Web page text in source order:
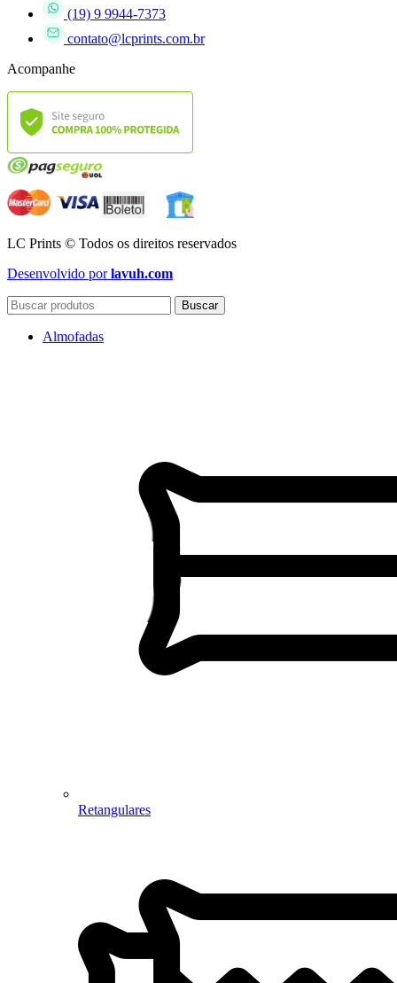
(19) 9 9944-7373
contato@lcprints.com.br
Acompanhe
LC Prints © Todos os direitos reservados
Desenvolvido porlavuh.com
Buscar
Almofadas
Retangulares